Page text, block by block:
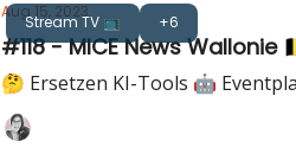
Stream TV 📺 +6
Aug 15, 2023
#118 - MICE News
🤔 Ersetzen KI-Tools 🤖